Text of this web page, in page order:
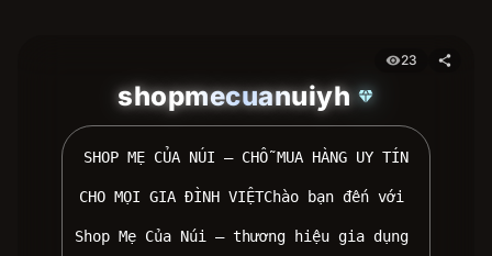
visibility23 share
shopmecuanuiyh diamond
CHO MỌI GIA ĐÌNH VIỆTChào bạn đến với
Shop Mẹ Của Núi – thương hiệu gia dụng